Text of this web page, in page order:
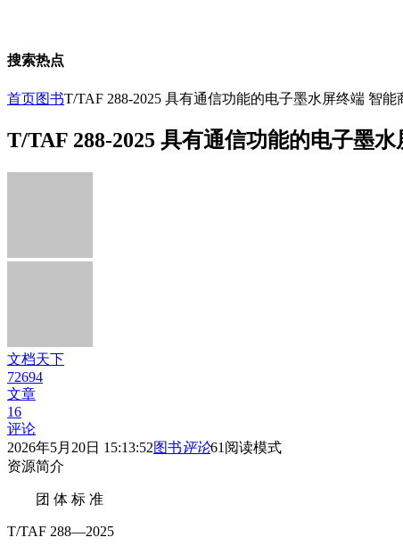
搜索热点
首页图书T/TAF 288-2025 具有通信功能的电子墨水屏终端 智
T/TAF 288-2025 具有通信功能的电子墨
文档天下
72694
文章
16
评论
2026年5月20日 15:13:52图书评论61 阅读模式
资源简介
团 体 标 准
T/TAF 288—2025